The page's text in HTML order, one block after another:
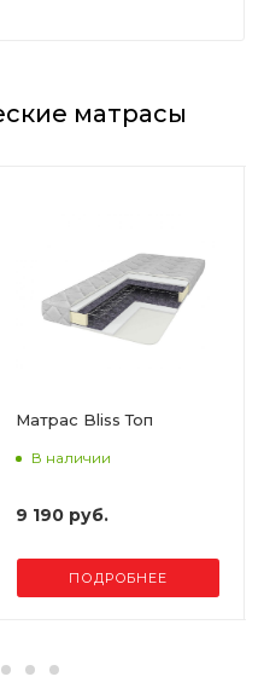
матрасы
Матрас Bliss Топ
В наличии
9 190 руб.
ПОДРОБНЕЕ